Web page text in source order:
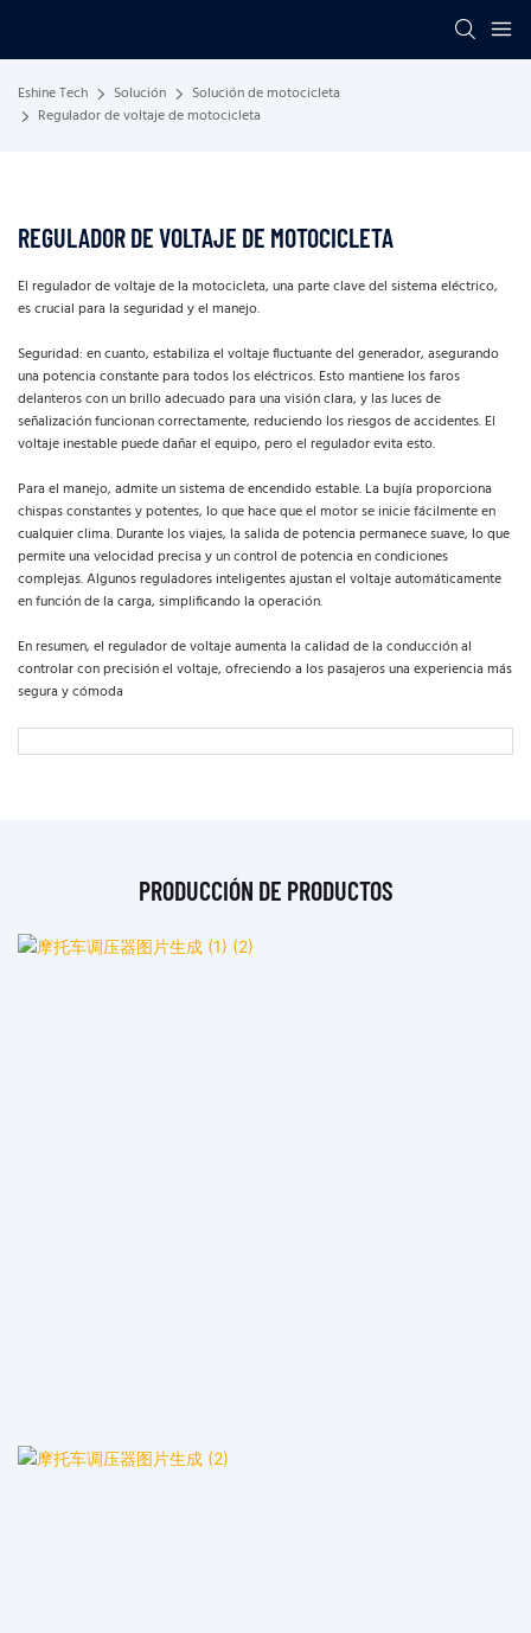
Eshine Tech Solución
Solución de motocicleta
Regulador de voltaje de motocicleta
REGULADOR DE VOLTAJE DE MOTOCICLETA
El regulador de voltaje de la motocicleta, una parte clave del sistema eléctrico,
es crucial para la seguridad y el manejo.
Seguridad: en cuanto, estabiliza el voltaje fluctuante del generador, asegurando
una potencia constante para todos los eléctricos. Esto mantiene los faros
delanteros con un brillo adecuado para una visión clara, y las luces de
señalización funcionan correctamente, reduciendo los riesgos de accidentes. El
voltaje inestable puede dañar el equipo, pero el regulador evita esto.
Para el manejo, admite un sistema de encendido estable. La bujía proporciona
chispas constantes y potentes, lo que hace que el motor se inicie fácilmente en
cualquier clima. Durante los viajes, la salida de potencia permanece suave, lo que
permite una velocidad precisa y un control de potencia en condiciones
complejas. Algunos reguladores inteligentes ajustan el voltaje automáticamente
en función de la carga, simplificando la operación.
En resumen, el regulador de voltaje aumenta la calidad de la conducción al
controlar con precisión el voltaje, ofreciendo a los pasajeros una experiencia más
segura y cómoda
PRODUCCIÓN DE PRODUCTOS